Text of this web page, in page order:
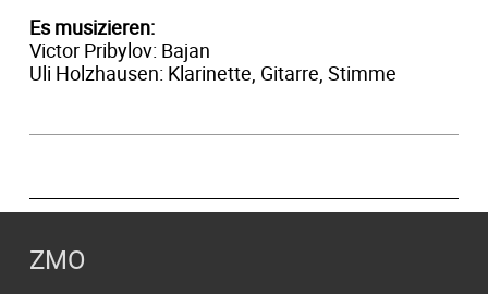
Es musizieren:
Victor Pribylov: Bajan
Uli Holzhausen: Klarinette, Gitarre, Stimme
ZMO